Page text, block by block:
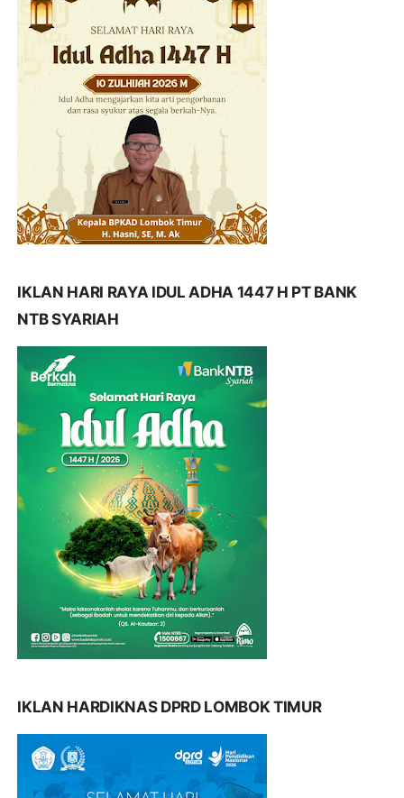
IKLAN HARI RAYA IDUL ADHA 1447 H PT BANK
NTB SYARIAH
IKLAN HARDIKNAS DPRD LOMBOK TIMUR